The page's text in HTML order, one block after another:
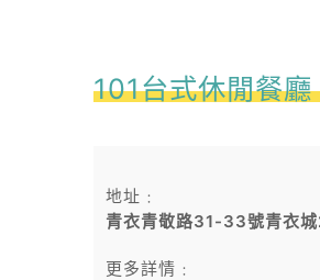
101台式休閒餐廳
地址﹕
青衣青敬路31-33號青衣
更多詳情﹕